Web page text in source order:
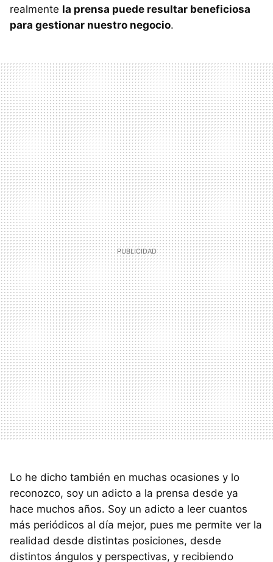
realmente la prensa puede resultar beneficiosa
para gestionar nuestro negocio.
Lo he dicho también en muchas ocasiones y lo
reconozco, soy un adicto a la prensa desde ya
hace muchos años. Soy un adicto a leer cuantos
más periódicos al día mejor, pues me permite ver la
realidad desde distintas posiciones, desde
distintos ángulos y perspectivas, y recibiendo